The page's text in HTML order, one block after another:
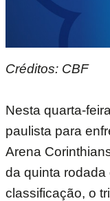
Créditos: CBF
Nesta quarta-
paulista para
Arena
da quinta rodada
classificação, o